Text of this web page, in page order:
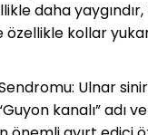
daha
kollar
Ulnar
kanalı” adı